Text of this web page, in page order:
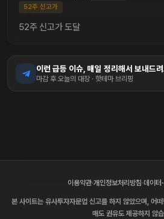
52주 신고가
52주 신고가 도달
이런 급등 이슈, 매일 정리해서 보내드
마감 후 오늘의 대장 · 핫테마 브리핑
이용약관·개인정보처리방침·데이터
본 사이트는 유사투자자문업 신고를 하지 않았으며, 어
매도 권유도 제공하지 않